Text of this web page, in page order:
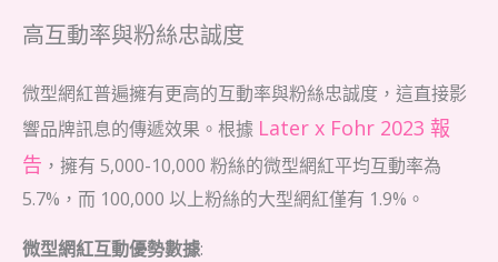
高互動率與粉絲忠誠度
微型網紅普遍擁有更高的互動率與粉絲忠誠度，這直接影
響品牌訊息的傳遞效果。根據 Later x Fohr 2023 報
告 ，擁有 5,000-10,000 粉絲的微型網紅平均互動率為
5.7%，而 100,000 以上粉絲的大型網紅僅有 1.9%。
微型網紅互動優勢數據: